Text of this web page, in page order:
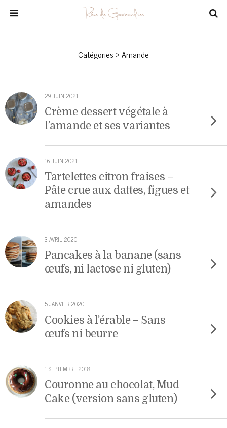
Catégories ›Amande
29 JUIN 2021
Crème dessert végétale à
l’amande et ses variantes
16 JUIN 2021
Tartelettes citron fraises –
Pâte crue aux dattes, figues et
amandes
3 AVRIL 2020
Pancakes à la banane (sans
œufs, ni lactose ni gluten)
5 JANVIER 2020
Cookies à l’érable – Sans
œufs ni beurre
1 SEPTEMBRE 2018
Couronne au chocolat, Mud
Cake (version sans gluten)